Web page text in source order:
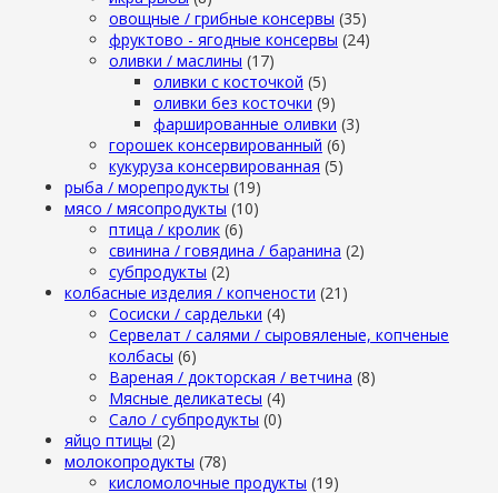
овощные / грибные консервы (35)
фруктово - ягодные консервы (24)
оливки / маслины (17)
оливки с косточкой (5)
оливки без косточки (9)
фаршированные оливки (3)
горошек консервированный (6)
кукуруза консервированная (5)
рыба / морепродукты (19)
мясо / мясопродукты (10)
птица / кролик (6)
свинина / говядина / баранина (2)
субпродукты (2)
колбасные изделия / копчености (21)
Сосиски / сардельки (4)
Сервелат / салями / сыровяленые, копченые
колбасы (6)
Вареная / докторская / ветчина (8)
Мясные деликатесы (4)
Сало / субпродукты (0)
яйцо птицы (2)
молокопродукты (78)
кисломолочные продукты (19)